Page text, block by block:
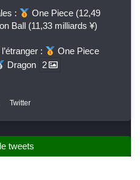
:
One Piece (12,49
Ball (11,33 milliards ¥)
:
One Piece
Dragon 2
Twitter
tweets